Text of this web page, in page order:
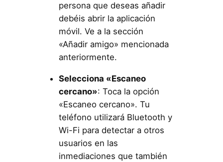
persona que deseas añadir
debéis abrir la aplicación
móvil. Ve a la sección
«Añadir amigo» mencionada
anteriormente.
Selecciona «Escaneo
cercano»: Toca la opción
«Escaneo cercano». Tu
teléfono utilizará Bluetooth y
Wi-Fi para detectar a otros
usuarios en las
inmediaciones que también